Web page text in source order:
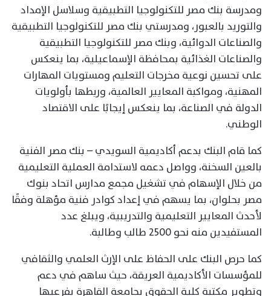
ومدرسة بنك مصر للتكنولوجيا التطبيقية وسلاسل الإمداد
والتوريد بالعبور، ومدرستي بنك مصر للتكنولوجيا التطبيقية
والصناعات الدوائية، وبنك مصر للتكنولوجيا التطبيقية
والصناعات الغذائية بمحافظة الإسماعيلية، بما ينعكس
على تحسين نوعية مخرجات التعليم ومستويات المهارات
المهنية، ومواكبة المعايير العالمية، وربطها بأولويات
الدولة في الصناعة، بما ينعكس إيجابًا على الاقتصاد
الوطني.
كما قام البنك بدعم أكاديمية السويدي – بنك مصر الفنية
بالعين السخنة، وواصل دعمه لاستدامة العملية التعليمية
من خلال الإسهام في تشغيل مجمع مدارس اتحاد بنوك
مصر بحلوان، بما يسهم في إعداد كوادر فنية مؤهلة وفقًا
لأحدث المعايير التعليمية والتدريبية، ويبلغ عدد
المستفيدين منه نحو 2500 طالب وطالبة.
كما حرص البنك على الحفاظ على الإرث العلمي والثقافي
للمؤسسات الأكاديمية العريقة، حيث ساهم في دعم
وتطوير مكتبة كلية الحقوق بجامعة القاهرة بفرعيها